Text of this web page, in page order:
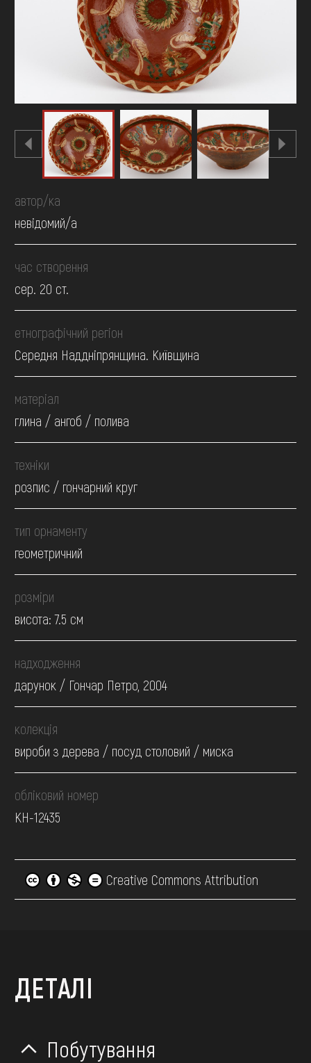
ОНЛАЙН-КРАМНИЦЯ
ПІДТРИМАТИ
автор/ка
невідомий/а
час створення
сер. 20 ст.
етнографічний регіон
Середня Наддніпрянщина. Київщина
матеріал
глина / ангоб / полива
техніки
розпис / гончарний круг
тип орнаменту
геометричний
розміри
висота: 7.5 см
надходження
дарунок / Гончар Петро, 2004
колекція
вироби з дерева / посуд столовий / миска
обліковий номер
КН-12435
Creative Commons Attribution
ДЕТАЛІ
Побутування